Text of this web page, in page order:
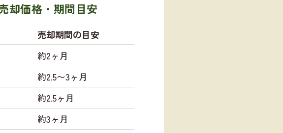
却価格・期間目安
売却期間の目安
約2ヶ月
約2.5〜3ヶ月
約2.5ヶ月
約3ヶ月